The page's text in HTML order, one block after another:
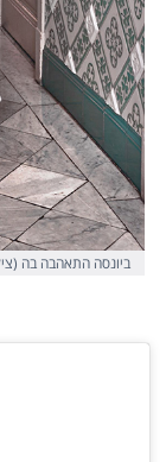
ביונסה התאהבה בה